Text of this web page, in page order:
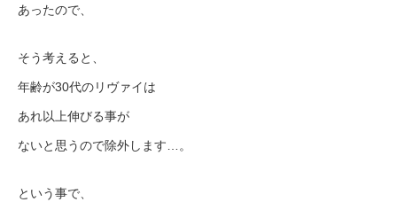
あったので、
そう考えると、
年齢が30代のリヴァイは
あれ以上伸びる事が
ないと思うので除外します…。
という事で、